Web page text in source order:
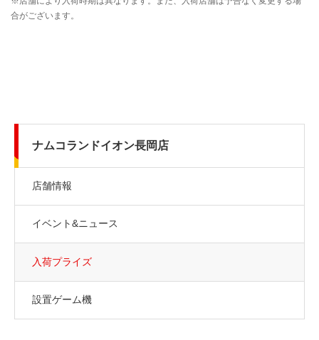
ナムコランドイオン長岡店
店舗情報
イベント&ニュース
入荷プライズ
設置ゲーム機